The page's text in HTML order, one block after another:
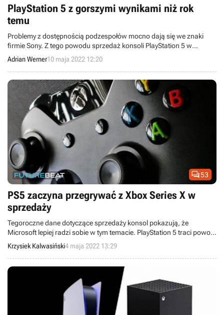
PlayStation 5 z gorszymi wynikami niż rok
temu
Problemy z dostępnością podzespołów mocno dają się we znaki
firmie Sony. Z tego powodu sprzedaż konsoli PlayStation 5 w
pierwszym kwartale tego roku była znacznie niższa niż rok temu.
Adrian Werner10 maja 2022 12:20
53
PS5 zaczyna przegrywać z Xbox Series X w
sprzedaży
Tegoroczne dane dotyczące sprzedaży konsol pokazują, że
Microsoft lepiej radzi sobie w tym temacie. PlayStation 5 traci powoli
pozycję lidera.
Krzysiek Kalwasiński4 maja 2022 13:29